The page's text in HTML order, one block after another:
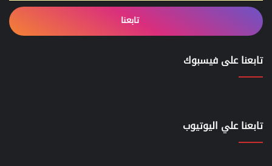
تابعنا
تابعنا على فيسبوك
تابعنا علي اليوتيوب